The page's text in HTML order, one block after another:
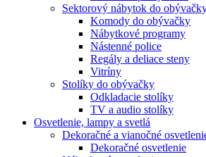
Sektorový nábytok do
Komody do obývačky
Nábytkové programy
Nástenné police
Regály a deliace steny
Vitríny
Stolíky do obývačky
Odkladacie stolíky
TV a audio stolíky
Osvetlenie, lampy a svetlá
Dekoračné a vianočné
Dekoračné osvetlenie